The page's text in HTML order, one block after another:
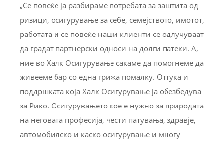
„Се повеќе ја разбираме потребата за заштита од
ризици, осигурување за себе, семејството, имотот,
работата и се повеќе наши клиенти се одлучуваат
да градат партнерски односи на долги патеки. А,
ние во Халк Осигурување сакаме да помогнеме да
живееме бар со една грижа помалку. Оттука и
поддршката која Халк Осигурување ја обезбедува
за Рико. Осигурувањето кое е нужно за природата
на неговата професија, чести патувања, здравје,
автомобилско и каско осигурување и многу